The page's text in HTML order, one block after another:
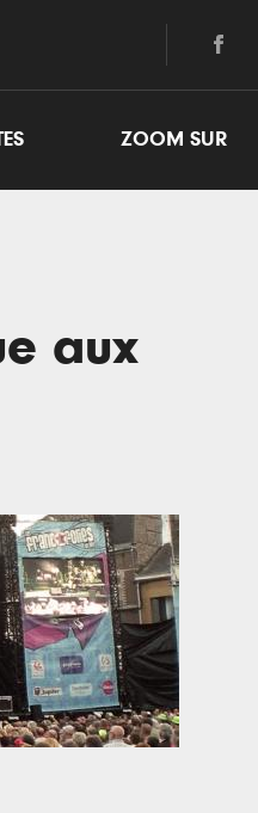
ZOOM SUR
aux